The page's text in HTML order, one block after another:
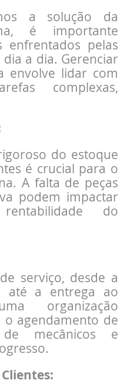
a solução da
é importante
enfrentados pelas
a dia. Gerenciar
envolve lidar com
complexas,
do estoque
é crucial para o
A falta de peças
podem impactar
do
serviço, desde a
até a entrega ao
organização
o agendamento de
de mecânicos e